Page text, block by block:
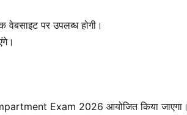
पर उपलब्ध होगी।
Exam 2026 आयोजित किया जाएगा।